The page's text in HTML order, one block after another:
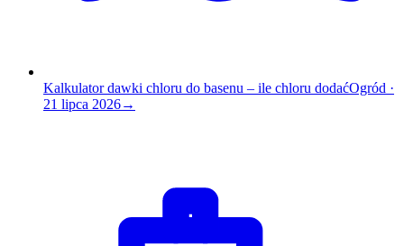
Kalkulator dawki chloru do basenu – ile chloru dodaćOgród ·
21 lipca 2026→